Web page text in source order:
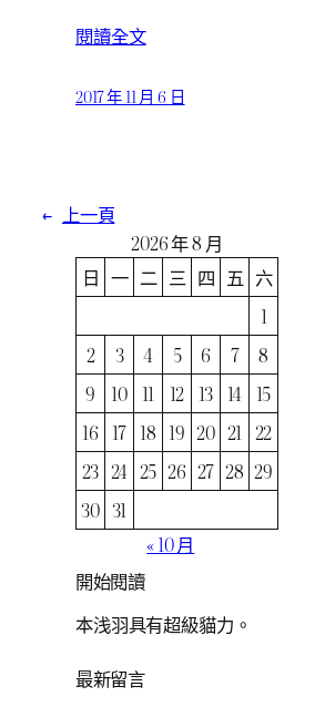
閱讀全文
2017 年 11 月 6 日
← 上一頁
2026 年 8 月
日 一 二 三 四 五 六
1
2
3 4 5 6 7
8
9
10 11 12 13 14 15
16 17 18 19 20 21 22
23 24 25 26 27 28 29
30 31
« 10 月
開始閱讀
本浅羽具有超級貓力。
最新留言